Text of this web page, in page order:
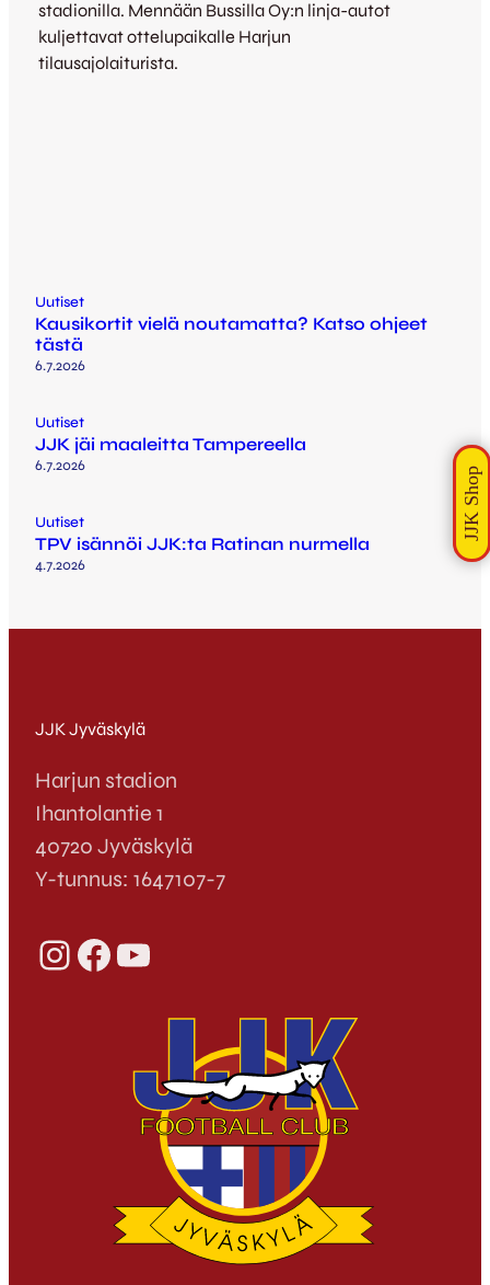
stadionilla. Mennään Bussilla Oy:n linja-autot
kuljettavat ottelupaikalle Harjun
tilausajolaiturista.
Uutiset
Kausikortit vielä noutamatta? Katso ohjeet
tästä
6.7.2026
Uutiset
JJK jäi maaleitta Tampereella
6.7.2026
Uutiset
TPV isännöi JJK:ta Ratinan nurmella
4.7.2026
JJK Jyväskylä
Harjun stadion
Ihantolantie 1
40720 Jyväskylä
Y-tunnus: 1647107-7
InstagramFacebook YouTube